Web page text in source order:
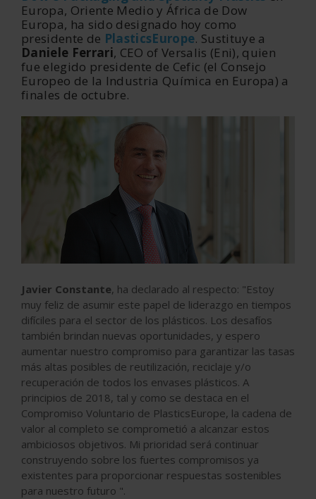
Europa, Oriente Medio y África de Dow
Europa, ha sido designado hoy como
presidente de PlasticsEurope. Sustituye a
Daniele Ferrari, CEO of Versalis (Eni), quien
fue elegido presidente de Cefic (el Consejo
Europeo de la Industria Química en Europa) a
finales de octubre.
Javier Constante, ha declarado al respecto: "Estoy
muy feliz de asumir este papel de liderazgo en tiempos
difíciles para el sector de los plásticos. Los desafíos
también brindan nuevas oportunidades, y espero
aumentar nuestro compromiso para garantizar las tasas
más altas posibles de reutilización, reciclaje y/o
recuperación de todos los envases plásticos. A
principios de 2018, tal y como se destaca en el
Compromiso Voluntario de PlasticsEurope, la cadena de
valor al completo se comprometió a alcanzar estos
ambiciosos objetivos. Mi prioridad será continuar
construyendo sobre los fuertes compromisos ya
existentes para proporcionar respuestas sostenibles
para nuestro futuro ".